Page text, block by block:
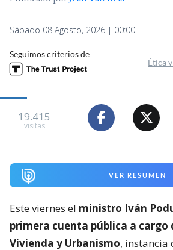
Sábado 08 Agosto, 2026 | 00:00
Seguimos criterios de
Ética
19.415
visitas
VER RESUMEN
Este viernes el ministro Iván
primera cuenta pública a
Vivienda y Urbanismo, instancia